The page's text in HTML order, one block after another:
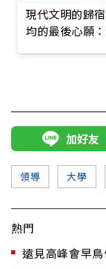
現代文明的歸
均的最後心願
加好友
領導 大學
熱門
遠見高峰會早鳥